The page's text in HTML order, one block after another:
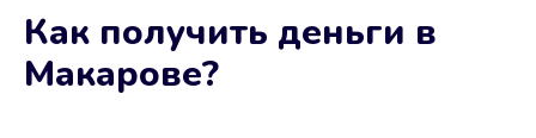
Не потребовались справки, залоги
и поручители. Папа вам доверяет.
Как получить деньги в
Макарове?